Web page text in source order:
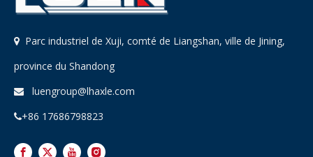
 Parc industriel de Xuji, comté de Liangshan, ville de Jining,
province du Shandong
 luengroup@lhaxle.com
+86 17686798823